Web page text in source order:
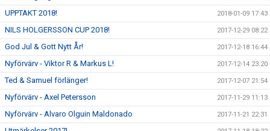
UPPTAKT 2018! 2018-01-09 17:43
NILS HOLGERSSON CUP 2018! 2017-12-29 08:22
God Jul & Gott Nytt År! 2017-12-18 16:44
Nyförvärv - Viktor R & Markus L! 2017-12-14 23:20
Ted & Samuel förlänger! 2017-12-07 21:54
Nyförvärv - Axel Petersson 2017-11-29 11:13
Nyförvärv - Alvaro Olguin Maldonado 2017-11-21 22:31